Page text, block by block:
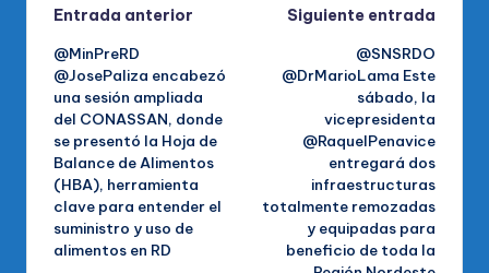
Navegación
de
entradas
Entrada anterior
@MinPreRD
@JosePaliza encabezó
una sesión ampliada
del CONASSAN, donde
se presentó la Hoja de
Balance de Alimentos
(HBA), herramienta
clave para entender el
suministro y uso de
alimentos en RD
Siguiente entrada
@SNSRDO
@DrMarioLama Este
sábado, la
vicepresidenta
@RaquelPenavice
entregará dos
infraestructuras
totalmente remozadas
y equipadas para
beneficio de toda la